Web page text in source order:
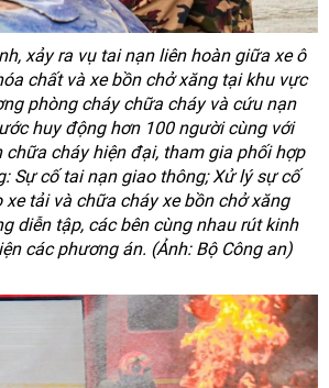
xảy ra vụ tai nạn liên hoàn giữa xe ô
chất và xe bồn chở xăng tại khu vực
phòng cháy chữa cháy và cứu nạn
huy động hơn 100 người cùng với
chữa cháy hiện đại, tham gia phối hợp
Sự cố tai nạn giao thông; Xử lý sự cố
xe tải và chữa cháy xe bồn chở xăng
diễn tập, các bên cùng nhau rút kinh
các phương án. (Ảnh: Bộ Công an)